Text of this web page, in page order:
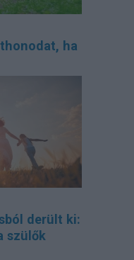
ha
derült ki:
szülők